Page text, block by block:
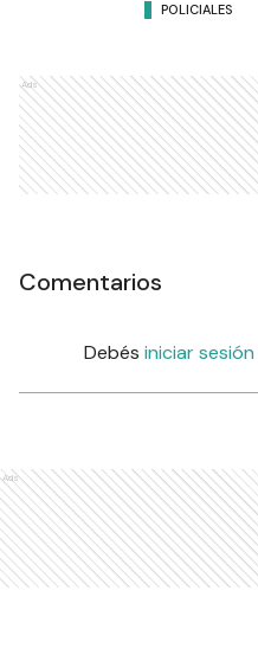
POLICIALES
Ads
Comentarios
Debés iniciar sesión
Ads